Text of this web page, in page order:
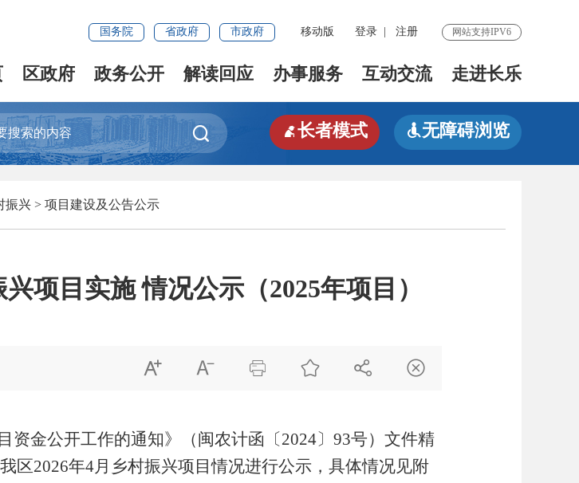
国务院 省政府 市政府 移动版 登录 注册 网站支持IPV6
区政府 政务公开 解读回应 办事服务 互动交流 走进长乐
 长者模式 无障碍浏览
振兴 > 项目建设及公告公示
项目实施 情况公示（2025年项目）
     
资金公开工作的通知》（闽农计函〔2024〕 93号）文件精
区2026年4月乡村振兴项目情况进行公示，具体情况见附